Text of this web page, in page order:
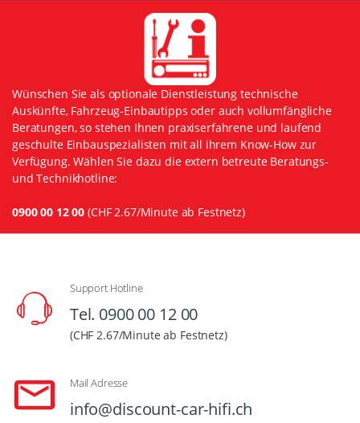
Wünschen Sie als optionale Dienstleistung technische
Auskünfte, Fahrzeug-Einbautipps oder auch vollumfängliche
Beratungen, so stehen Ihnen praxiserfahrene und laufend
geschulte Einbauspezialisten mit all ihrem Know-How zur
Verfügung. Wählen Sie dazu die extern betreute Beratungs-
und Technikhotline:
0900 00 12 00 (CHF 2.67/Minute ab Festnetz)
Support Hotline
Tel. 0900 00 12 00
(CHF 2.67/Minute ab Festnetz)
Mail Adresse
info@discount-car-hifi.ch